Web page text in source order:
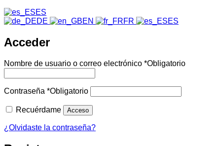
ES
DE
EN FR ES
Acceder
Nombre de usuario o correo electrónico *Obligatorio
Contraseña *Obligatorio
Recuérdame Acceso
¿Olvidaste la contraseña?